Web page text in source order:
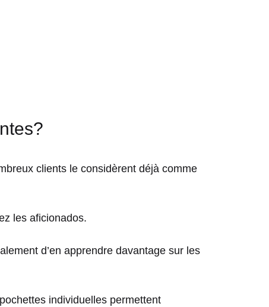
clients le considèrent déjà comme
les aficionados.
d’en apprendre davantage sur les
individuelles permettent